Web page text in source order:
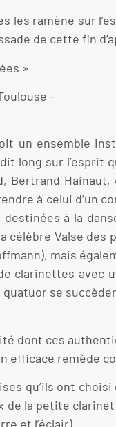
les ramène sur
de cette fin
»
–
un ensemble
long sur l’esprit
Bertrand
à celui d’un
à la
célèbre Valse
mais
clarinettes avec
quatuor se
dont ces
efficace remède
qu’ils ont
de la petite
et l’éclair).